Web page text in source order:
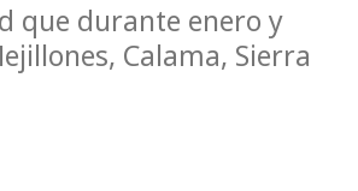
que durante enero y
Calama, Sierra